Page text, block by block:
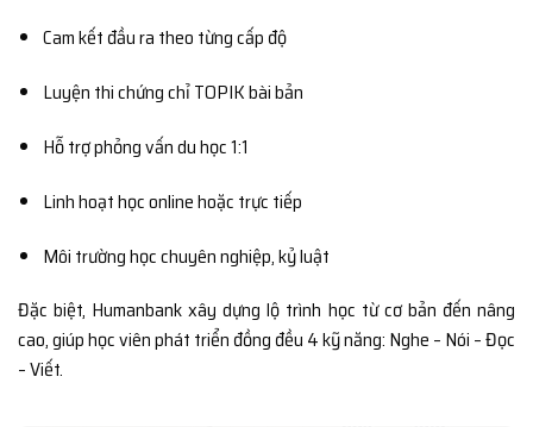
Cam kết đầu ra theo từng cấp độ
Luyện thi chứng chỉ TOPIK bài bản
Hỗ trợ phỏng vấn du học 1:1
Linh hoạt học online hoặc trực tiếp
Môi trường học chuyên nghiệp, kỷ luật
Đặc biệt, Humanbank xây dựng lộ trình học từ cơ bản đến nâng
cao, giúp học viên phát triển đồng đều 4 kỹ năng: Nghe – Nói – Đọc
– Viết.